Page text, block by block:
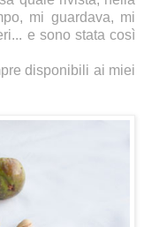
mi guardava, mi
e sono stata così
disponibili ai miei